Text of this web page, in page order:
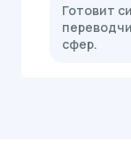
Готовит
сфер.